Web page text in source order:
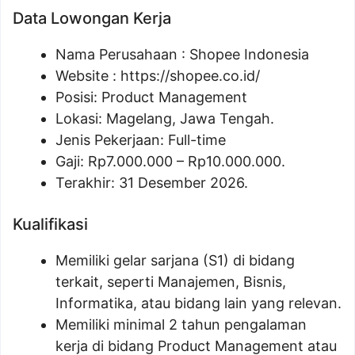
Data Lowongan Kerja
Nama Perusahaan : Shopee Indonesia
Website : https://shopee.co.id/
Posisi: Product Management
Lokasi: Magelang, Jawa Tengah.
Jenis Pekerjaan: Full-time
Gaji: Rp7.000.000 – Rp10.000.000.
Terakhir: 31 Desember 2026.
Kualifikasi
Memiliki gelar sarjana (S1) di bidang
terkait, seperti Manajemen, Bisnis,
Informatika, atau bidang lain yang relevan.
Memiliki minimal 2 tahun pengalaman
kerja di bidang Product Management atau